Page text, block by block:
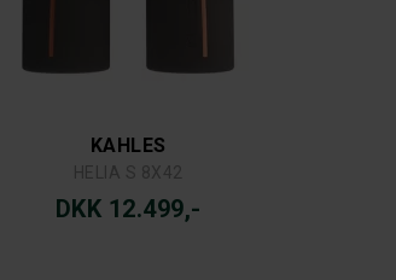
KAHLES
DKK 12.499,-